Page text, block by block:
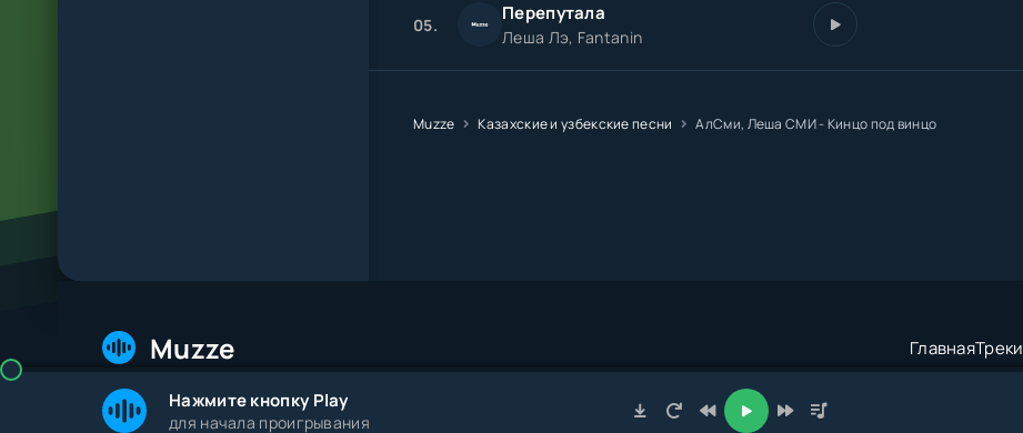
05. Перепутала
Леша Лэ, Fantanin
Muzze Казахские и узбекские песни АлСми, Леша СМИ - Кинцо под винцо
Muzze ГлавнаяТреки
© 2026 Muzze.net. Все права защищены. Администрация: admin@muzze.net
Нажмите кнопку Play
для начала проигрывания